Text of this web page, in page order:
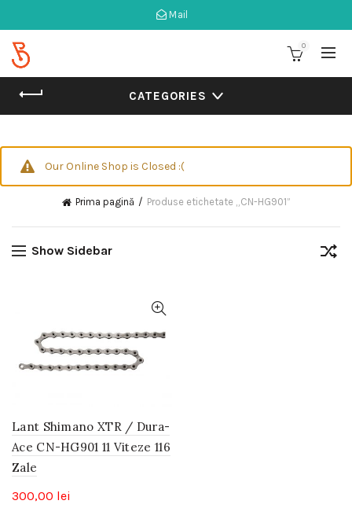
Mail
0
CATEGORIES
Our Online Shop is Closed :(
Prima pagină Produse etichetate „CN-HG901”
Show Sidebar
Lant Shimano XTR / Dura-
Ace CN-HG901 11 Viteze 116
Zale
300,00 lei